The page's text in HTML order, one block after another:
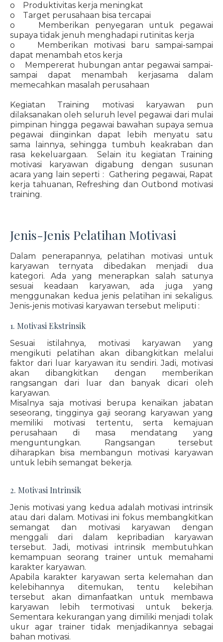
o Produktivitas kerja meningkat
o Target perusahaan bisa tercapai
o Memberikan penyegaran untuk pegawai
supaya tidak jenuh menghadapi rutinitas kerja
o Memberikan motivasi baru sampai-sampai
dapat menambah etos kerja
o Mempererat hubungan antar pegawai sampai-
sampai dapat menambah kerjasama dalam
memecahkan masalah perusahaan
Kegiatan Training motivasi karyawan pun
dilaksanakan oleh seluruh level pegawai dari mulai
pimpinan hingga pegawai bawahan supaya semua
pegawai diinginkan dapat lebih menyatu satu
sama lainnya, sehingga tumbuh keakraban dan
rasa kekeluargaan. Selain itu kegiatan Training
motivasi karyawan digabung dengan susunan
acara yang lain seperti : Gathering pegawai, Rapat
kerja tahuanan, Refreshing dan Outbond motivasi
training.
Jenis-Jenis Pelatihan Motivasi
Dalam penerapannya, pelatihan motivasi untuk
karyawan ternyata dibedakan menjadi dua
kategori. Ada yang menerapkan salah satunya
sesuai keadaan karyawan, ada juga yang
menggunakan kedua jenis pelatihan ini sekaligus.
Jenis-jenis motivasi karyawan tersebut meliputi :
1. Motivasi Ekstrinsik
Sesuai istilahnya, motivasi karyawan yang
mengikuti pelatihan akan dibangkitkan melalui
faktor dari luar karyawan itu sendiri. Jadi, motivasi
akan dibangkitkan dengan memberikan
rangsangan dari luar dan banyak dicari oleh
karyawan.
Misalnya saja motivasi berupa kenaikan jabatan
seseorang, tingginya gaji seorang karyawan yang
memiliki motivasi tertentu, serta kemajuan
perusahaan di masa mendatang yang
menguntungkan. Rangsangan tersebut
diharapkan bisa membangun motivasi karyawan
untuk lebih semangat bekerja.
2. Motivasi Intrinsik
Jenis motivasi yang kedua adalah motivasi intrinsik
atau dari dalam. Motivasi ini fokus membangkitkan
semangat dan motivasi karyawan dengan
menggali dari dalam kepribadian karyawan
tersebut. Jadi, motivasi intrinsik membutuhkan
kemampuan seorang trainer untuk memahami
karakter karyawan.
Apabila karakter karyawan serta kelemahan dan
kelebihannya ditemukan, tentu kelebihan
tersebut akan dimanfaatkan untuk membawa
karyawan lebih termotivasi untuk bekerja.
Sementara kekurangan yang dimiliki menjadi tolak
ukur agar trainer tidak menjadikannya sebagai
bahan motivasi.